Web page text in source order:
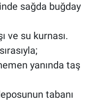
sağda buğday
ve su kurnası.
yanında taş
tabanı